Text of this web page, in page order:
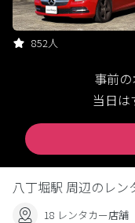
852人
事前
当日
八丁堀駅 周辺のレン
18 レンタカー店舗